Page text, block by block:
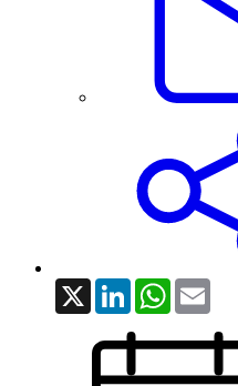
X LinkedInWhatsApp